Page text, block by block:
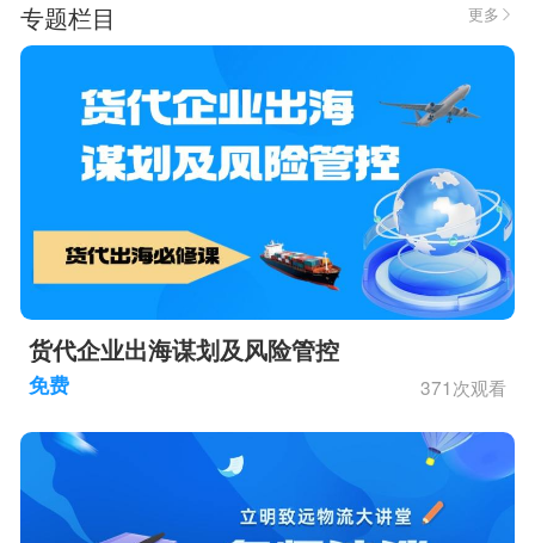
专题栏目 更多 
货代企业出海谋划及风险管控
免费 371次观看